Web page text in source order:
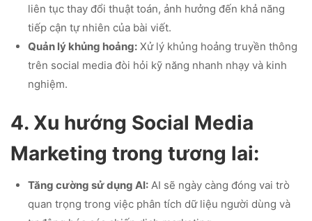
liên tục thay đổi thuật toán, ảnh hưởng đến khả năng
tiếp cận tự nhiên của bài viết.
Quản lý khủng hoảng: Xử lý khủng hoảng truyền thông
trên social media đòi hỏi kỹ năng nhanh nhạy và kinh
nghiệm.
4. Xu hướng Social Media
Marketing trong tương lai:
Tăng cường sử dụng AI: AI sẽ ngày càng đóng vai trò
quan trọng trong việc phân tích dữ liệu người dùng và